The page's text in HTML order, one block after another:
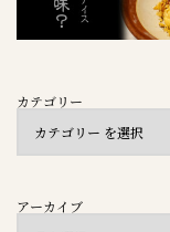
カテゴリー
アーカイブ